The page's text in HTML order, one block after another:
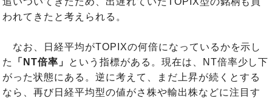
われてきたと考えられる。
なお、日経平均がTOPIXの何倍になっているかを示し
た
「NT倍率」
という指標がある。現在は、NT倍率少し下
がった状態にある。逆に考えて、まだ上昇が続くとする
なら、再び日経平均型の値がさ株や輸出株などに注目す